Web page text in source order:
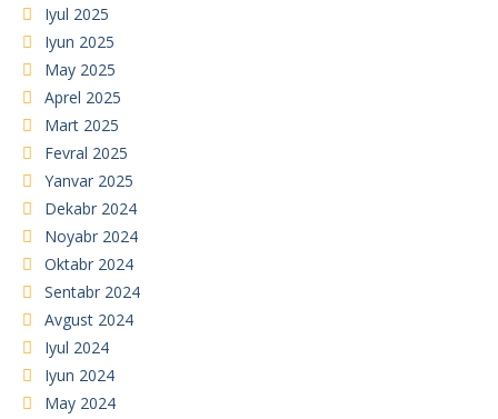
Iyul 2025
Iyun 2025
May 2025
Aprel 2025
Mart 2025
Fevral 2025
Yanvar 2025
Dekabr 2024
Noyabr 2024
Oktabr 2024
Sentabr 2024
Avgust 2024
Iyul 2024
Iyun 2024
May 2024